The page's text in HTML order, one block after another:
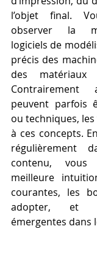
l’objet final.
observer la
logiciels de
précis des
des
peuvent parfois
ou techniques,
à ces concepts.
régulièrement
contenu, vous
meilleure
courantes, les
adopter, et
émergentes dans